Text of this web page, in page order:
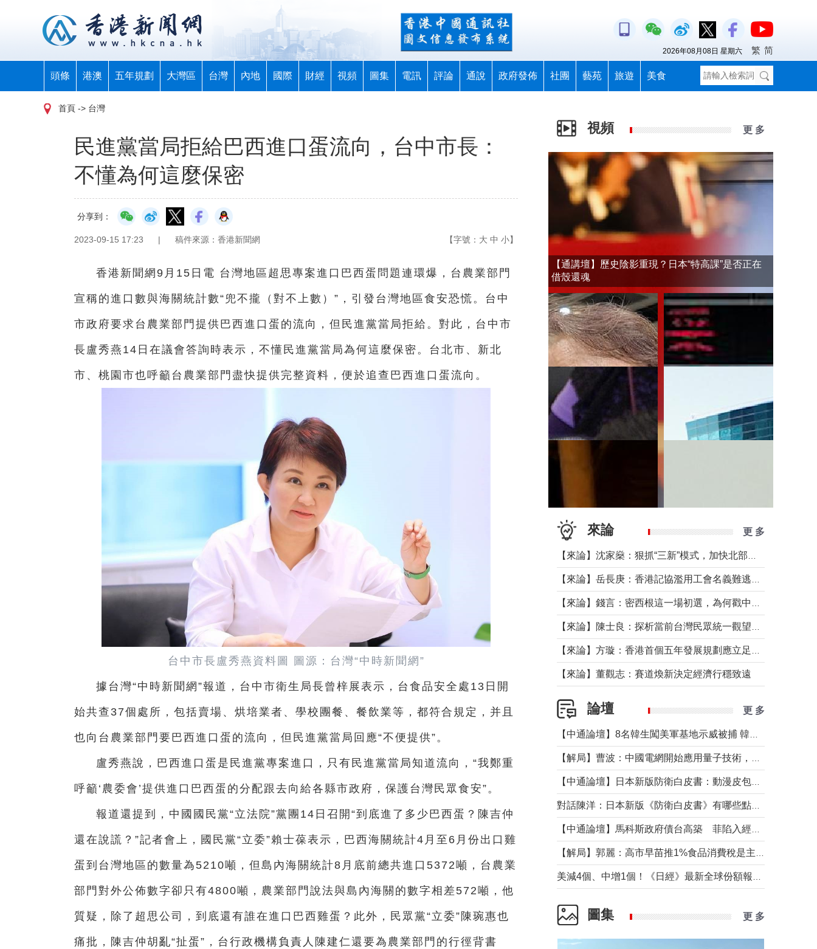
頭條 港澳 五年規劃 大灣區 台灣 內地 國際 財經 視頻 圖集 電訊 評論 通說 政府發佈 社團 藝苑 旅遊 美食
2026年08月08日 星期六 繁 简
首頁 -> 台灣
民進黨當局拒給巴西進口蛋流向，台中市長：
不懂為何這麼保密
分享到：
2023-09-15 17:23 | 稿件來源：香港新聞網 【字號： 大 中 小】
香港新聞網9月15日電 台灣地區超思專案進口巴西蛋問題連環爆，台農業部門
宣稱的進口數與海關統計數“兜不攏（對不上數）”，引發台灣地區食安恐慌。台中
市政府要求台農業部門提供巴西進口蛋的流向，但民進黨當局拒給。對此，台中市
長盧秀燕14日在議會答詢時表示，不懂民進黨當局為何這麼保密。台北市、新北
市、桃園市也呼籲台農業部門盡快提供完整資料，便於追查巴西進口蛋流向。
台中市長盧秀燕資料圖 圖源：台灣“中時新聞網”
據台灣“中時新聞網”報道， 台中市衛生局長曾梓展表示，台食品安全處13日開
始共查37個處所，包括賣場、烘培業者、學校團餐、餐飲業等，都符合規定，并且
也向台農業部門要巴西進口蛋的流向，但民進黨當局回應“不便提供”。
盧秀燕說，巴西進口蛋是民進黨專案進口，只有民進黨當局知道流向，“我鄭重
呼籲‘農委會’提供進口巴西蛋的分配跟去向給各縣市政府，保護台灣民眾食安”。
報道還提到，中國國民黨“立法院”黨團14日召開“到底進了多少巴西蛋？陳吉仲
還在說謊？”記者會上，國民黨“立委”賴士葆表示，巴西海關統計4月至6月份出口雞
蛋到台灣地區的數量為5210噸，但島內海關統計8月底前總共進口5372噸，台農業
部門對外公佈數字卻只有4800噸，農業部門說法與島內海關的數字相差572噸，他
質疑，除了超思公司，到底還有誰在進口巴西雞蛋？此外，民眾黨“立委”陳琬惠也
痛批，陳吉仲胡亂“扯蛋”，台行政機構負責人陳建仁還要為農業部門的行徑背書
視頻 更 多
【通講壇】歷史陰影重現？日本“特高課”是否正在
借殼還魂
來論 更 多
【來論】董觀志：賽道煥新決定經濟行穩致遠
論壇 更 多
圖集 更 多